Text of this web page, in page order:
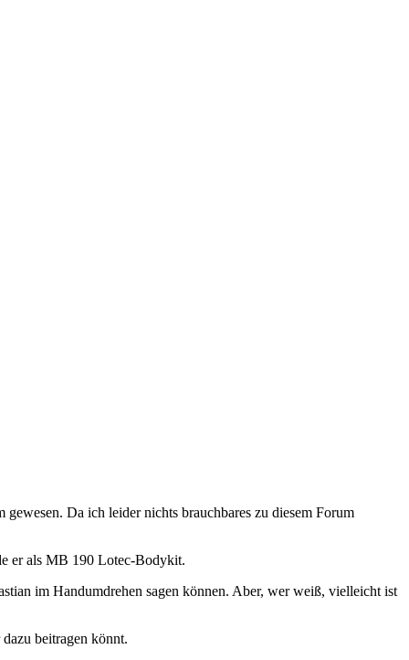
Da ich leider nichts brauchbares zu diesem Forum
er als MB 190 Lotec-Bodykit.
im Handumdrehen sagen können. Aber, wer weiß, vielleicht ist
beitragen könnt.